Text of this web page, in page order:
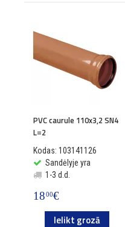
PVC caurule 110x3,2 SN4
L=2
Kodas: 103141126
Sandėlyje yra
1-3 d.d.
1800€
Ielikt grozā